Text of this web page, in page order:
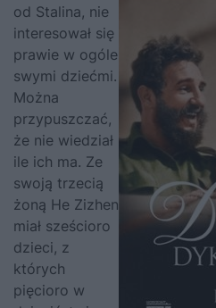
od Stalina, nie
interesował się
prawie w ogóle
swymi dziećmi.
Można
przypuszczać,
że nie wiedział
ile ich ma. Ze
swoją trzecią
żoną He Zizhen
miał sześcioro
dzieci, z
których
pięcioro w